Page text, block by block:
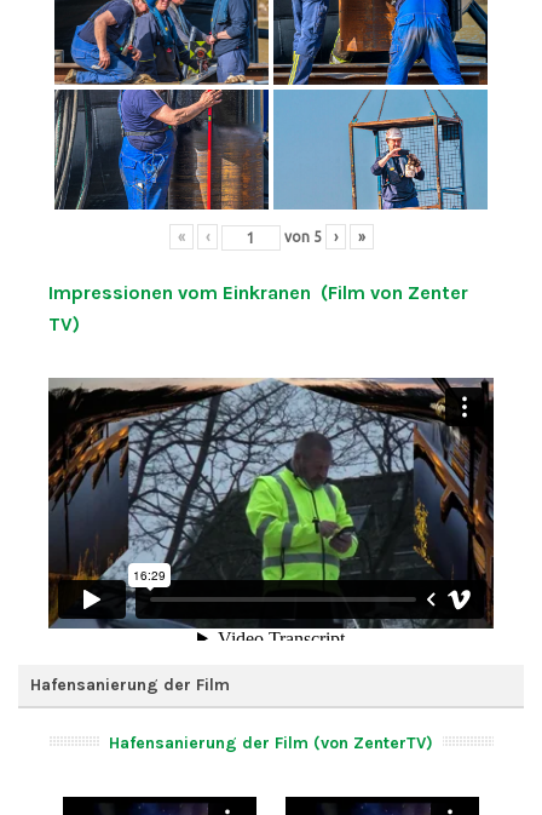
« ‹ von 5 › »
Impressionen vom Einkranen (Film von Zenter
TV)
Hafensanierung der Film
Hafensanierung der Film (von ZenterTV)